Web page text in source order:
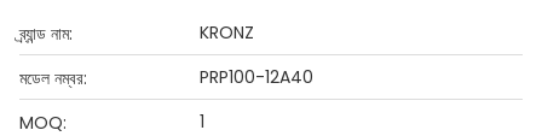
ব্র্যান্ড নাম:
KRONZ
মডেল নম্বর:
PRP100-12A40
MOQ:
1